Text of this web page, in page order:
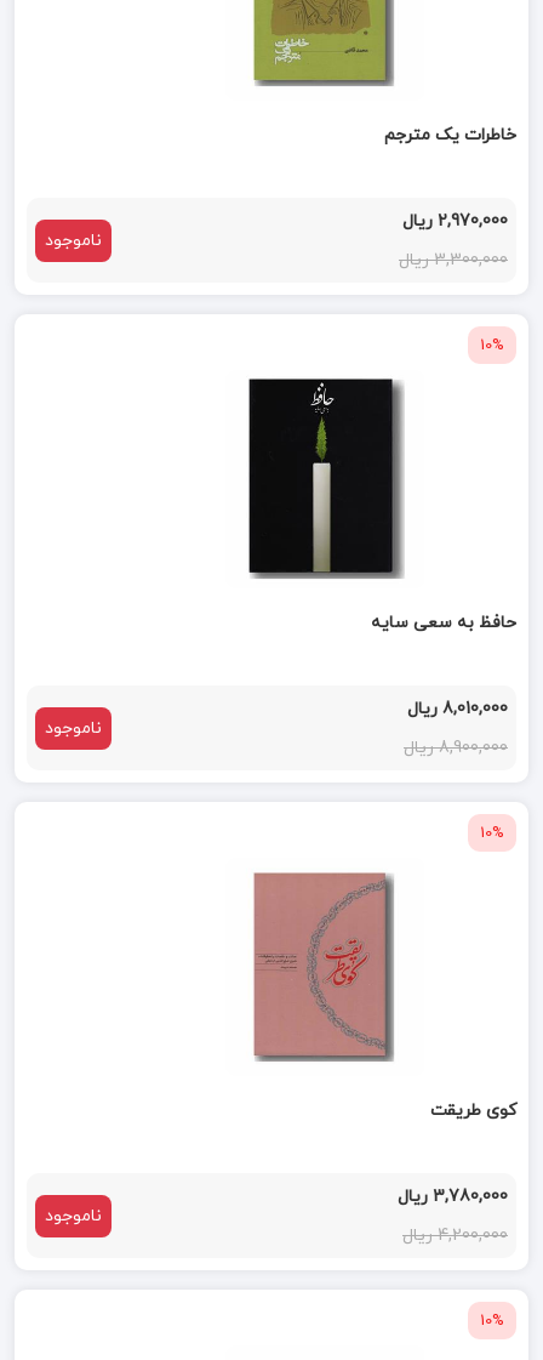
خاطرات یک مترجم
2,970,000 ریال
3,300,000 ریال
ناموجود
10%
حافظ به سعی سایه
8,010,000 ریال
8,900,000 ریال
ناموجود
10%
کوی طریقت
3,780,000 ریال
4,200,000 ریال
ناموجود
10%